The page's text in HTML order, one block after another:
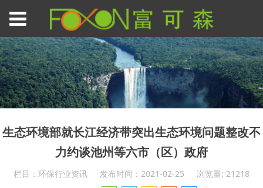
生态环境部就长江经济带突出生态环境问题整改不
力约谈池州等六市（区）政府
栏目：环保行业资讯 发布时间：2021-02-25
浏览量: 21218